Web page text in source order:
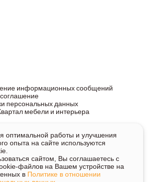
мебели и интерьера
информационных сообщений
персональных данных
и ценах на сайте не является
носит исключительно информационный
информации о наличии и стоимости
и услуг напишите или позвоните нам.
оптимальной работы и улучшения
опыта на сайте используются
сайтом, Вы соглашаетесь с
файлов на Вашем устройстве на
в Политике в отношении